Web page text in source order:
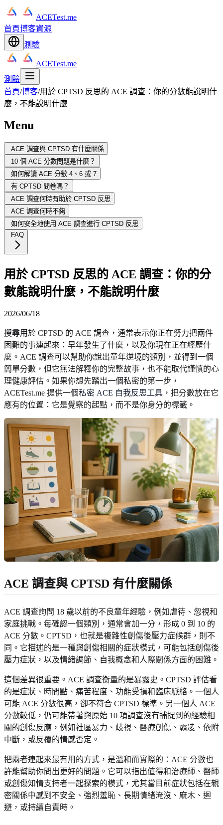
ACETest.me
首頁博客資源
測驗
ACETest.me
測驗
首頁/博客/用於 CPTSD 反思的 ACE 調查：你的分數能說明什
麼，不能說明什麼
Menu
ACE 調查與 CPTSD 有什麼關係
10 個 ACE 分數問題是什麼？
如何解讀 ACE 分數 4、6 或 7
有 CPTSD 問卷嗎？
ACE 調查何時有助於 CPTSD 反思
ACE 調查何時不夠
如何安全地使用 ACE 調查進行 CPTSD 反思
FAQ
用於 CPTSD 反思的 ACE 調查：你的分
數能說明什麼，不能說明什麼
2026/06/18
搜尋用於 CPTSD 的 ACE 調查，通常表示你正在努力把兩件
困難的事連起來：早年發生了什麼，以及你現在正在經歷什
麼。ACE 調查可以幫助你說出童年逆境的類別，並得到一個
簡單分數，但它無法解釋你的完整故事，也不能取代謹慎的心
理健康評估。如果你想先踏出一個私密的第一步，
ACETest.me 提供一個私密 ACE 自我反思工具 ，把分數放在它
應有的位置：它是覺察的起點，而不是你身分的標籤。
ACE 調查與 CPTSD 有什麼關係
ACE 調查詢問 18 歲以前的不良童年經驗，例如虐待、忽視和
家庭挑戰。每確認一個類別，通常會加一分，形成 0 到 10 的
ACE 分數。CPTSD，也就是複雜性創傷後壓力症候群，則不
同。它描述的是一種與創傷相關的症狀模式，可能包括創傷後
壓力症狀，以及情緒調節、自我概念和人際關係方面的困難。
這個差異很重要。ACE 調查衡量的是暴露史。CPTSD 評估看
的是症狀、時間點、痛苦程度、功能受損和臨床脈絡。一個人
可能 ACE 分數很高，卻不符合 CPTSD 標準。另一個人 ACE
分數較低，仍可能帶著與原始 10 項調查沒有捕捉到的經驗相
關的創傷反應，例如社區暴力、歧視、醫療創傷、霸凌、依附
中斷，或反覆的情感否定。
把兩者連起來最有用的方式，是溫和而實際的：ACE 分數也
許能幫助你問出更好的問題。它可以指出值得和治療師、醫師
或創傷知情支持者一起探索的模式，尤其當目前症狀包括在親
密關係中感到不安全、強烈羞恥、長期情緒淹沒、麻木、迴
避，或持續自責時。